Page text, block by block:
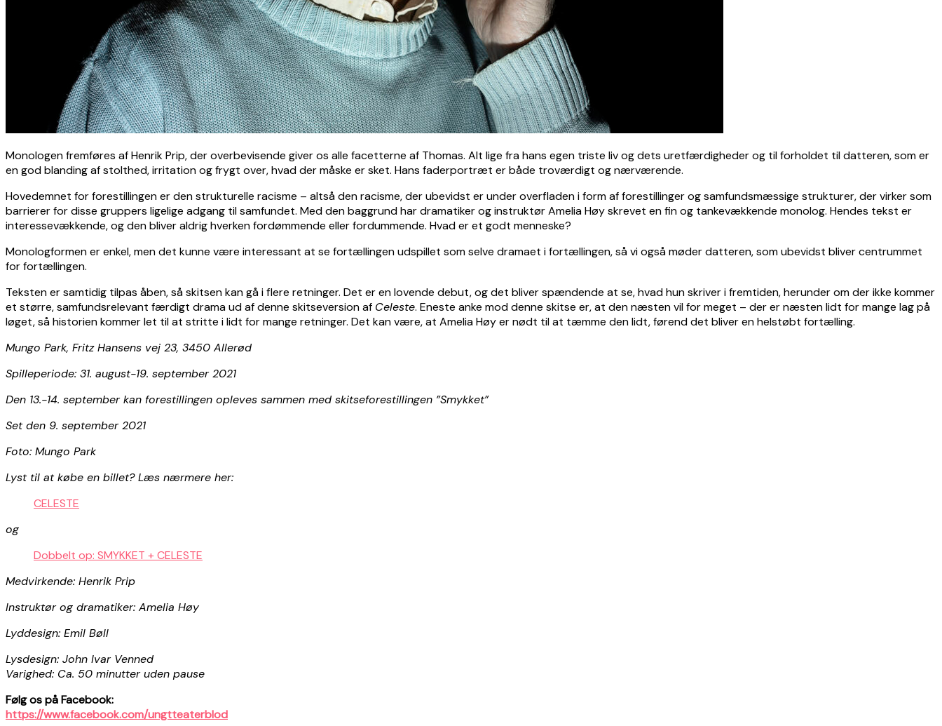
Monologen fremføres af Henrik Prip, der overbevisende giver os alle facetterne af Thomas. Alt lige fra hans egen triste liv og dets uretfærdigheder og til forholdet til datteren, som er
en god blanding af stolthed, irritation og frygt over, hvad der måske er sket. Hans faderportræt er både troværdigt og nærværende.
Hovedemnet for forestillingen er den strukturelle racisme – altså den racisme, der ubevidst er under overfladen i form af forestillinger og samfundsmæssige strukturer, der virker som
barrierer for disse gruppers ligelige adgang til samfundet. Med den baggrund har dramatiker og instruktør Amelia Høy skrevet en fin og tankevækkende monolog. Hendes tekst er
interessevækkende, og den bliver aldrig hverken fordømmende eller fordummende. Hvad er et godt menneske?
Monologformen er enkel, men det kunne være interessant at se fortællingen udspillet som selve dramaet i fortællingen, så vi også møder datteren, som ubevidst bliver centrummet
for fortællingen.
Teksten er samtidig tilpas åben, så skitsen kan gå i flere retninger. Det er en lovende debut, og det bliver spændende at se, hvad hun skriver i fremtiden, herunder om der ikke kommer
et større, samfundsrelevant færdigt drama ud af denne skitseversion af Celeste. Eneste anke mod denne skitse er, at den næsten vil for meget – der er næsten lidt for mange lag på
løget, så historien kommer let til at stritte i lidt for mange retninger. Det kan være, at Amelia Høy er nødt til at tæmme den lidt, førend det bliver en helstøbt fortælling.
Mungo Park, Fritz Hansens vej 23, 3450 Allerød
Spilleperiode: 31. august-19. september 2021
Den 13.-14. september kan forestillingen opleves sammen med skitseforestillingen ”Smykket”
Set den 9. september 2021
Foto: Mungo Park
Lyst til at købe en billet? Læs nærmere her:
CELESTE
og
Dobbelt op: SMYKKET + CELESTE
Medvirkende: Henrik Prip
Instruktør og dramatiker: Amelia Høy
Lyddesign: Emil Bøll
Lysdesign: John Ivar Venned
Varighed: Ca. 50 minutter uden pause
Følg os på Facebook:
https://www.facebook.com/ungtteaterblod